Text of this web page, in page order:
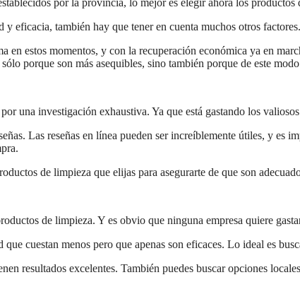
por la provincia, lo mejor es elegir ahora los productos
eficacia, también hay que tener en cuenta muchos otros
en estos momentos, y con la recuperación económica ya en
porque son más asequibles, sino también porque de este
una investigación exhaustiva. Ya que está gastando los
Las reseñas en línea pueden ser increíblemente útiles, y es
de limpieza que elijas para asegurarte de que son
de limpieza. Y es obvio que ninguna empresa quiere
cuestan menos pero que apenas son eficaces. Lo ideal es
resultados excelentes. También puedes buscar opciones